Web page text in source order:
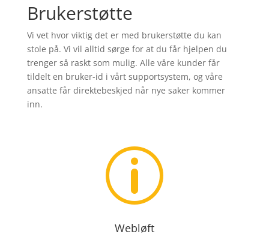
Brukerstøtte
Vi vet hvor viktig det er med brukerstøtte du kan
stole på. Vi vil alltid sørge for at du får hjelpen du
trenger så raskt som mulig. Alle våre kunder får
tildelt en bruker-id i vårt supportsystem, og våre
ansatte får direktebeskjed når nye saker kommer
inn.
p
Webløft